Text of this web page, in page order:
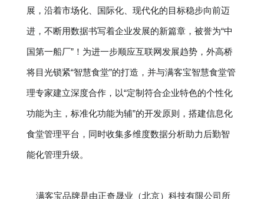
展，沿着市场化、国际化、现代化的目标稳步向前迈
进，不断用数据书写着企业发展的新篇章，被誉为“中
国第一船厂”！为进一步顺应互联网发展趋势，外高桥
将目光锁紧“智慧食堂”的打造，并与满客宝智慧食堂管
理专家建立深度合作，以“定制符合企业特色的个性化
功能为主，标准化功能为辅”的开发原则，搭建信息化
食堂管理平台，同时收集多维度数据分析助力后勤智
能化管理升级。
满客宝品牌是由正奇晟业（北京）科技有限公司所